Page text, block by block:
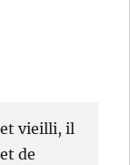
et vieilli, il
de